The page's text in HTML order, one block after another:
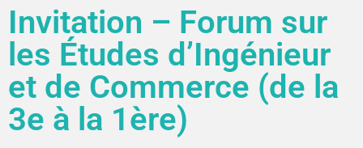
Invitation – Forum sur
les Études d’Ingénieur
et de Commerce (de la
3e à la 1ère)